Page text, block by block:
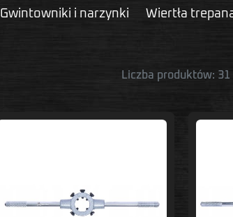
Gwintowniki i narzynki Wiertła
Liczba produktów: 31